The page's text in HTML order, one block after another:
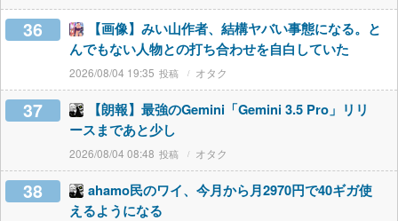
36
【画像】みい山作者、結構ヤバい事態になる。と
んでもない人物との打ち合わせを自白していた
2026/08/04 19:35 オタク
37
【朗報】最強のGemini「Gemini 3.5 Pro」リリ
ースまであと少し
2026/08/04 08:48 オタク
38
ahamo民のワイ、今月から月2970円で40ギガ使
えるようになる